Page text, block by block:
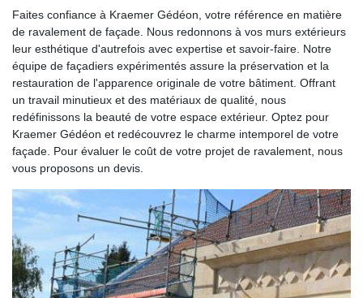
Faites confiance à Kraemer Gédéon, votre référence en matière
de ravalement de façade. Nous redonnons à vos murs extérieurs
leur esthétique d'autrefois avec expertise et savoir-faire. Notre
équipe de façadiers expérimentés assure la préservation et la
restauration de l'apparence originale de votre bâtiment. Offrant
un travail minutieux et des matériaux de qualité, nous
redéfinissons la beauté de votre espace extérieur. Optez pour
Kraemer Gédéon et redécouvrez le charme intemporel de votre
façade. Pour évaluer le coût de votre projet de ravalement, nous
vous proposons un devis.